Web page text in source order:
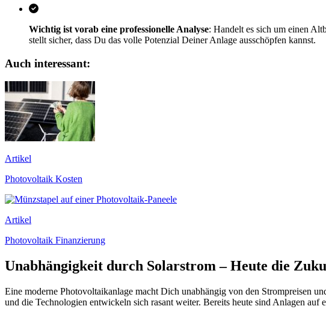
Wichtig ist vorab eine professionelle Analyse: Handelt es sich um einen
stellt sicher, dass Du das volle Potenzial Deiner Anlage ausschöpfen kannst.
Auch interessant:
Artikel
Photovoltaik Kosten
Artikel
Photovoltaik Finanzierung
Unabhängigkeit durch Solarstrom – Heute die
Eine moderne Photovoltaikanlage macht Dich unabhängig von den Strompreisen
und die Technologien entwickeln sich rasant weiter. Bereits heute sind Anlagen auf